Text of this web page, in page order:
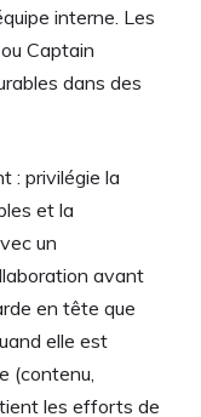
interne. Les
Captain
dans des
: privilégie la
et la
un
avant
en tête que
elle est
(contenu,
les efforts de